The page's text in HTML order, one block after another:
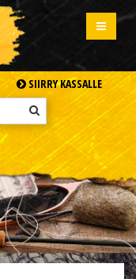
SIIRRY KASSALLE